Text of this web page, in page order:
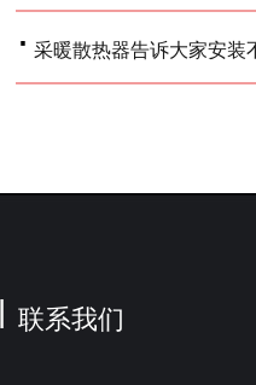
· 采暖散热器告诉大家安装
联系我们